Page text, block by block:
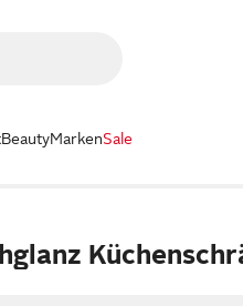
BeautyMarkenSale